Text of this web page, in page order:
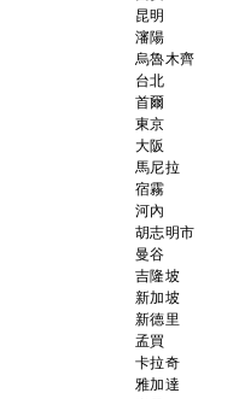
昆明
瀋陽
烏魯木齊
台北
首爾
東京
大阪
馬尼拉
宿霧
河內
胡志明市
曼谷
吉隆坡
新加坡
新德里
孟買
卡拉奇
雅加達